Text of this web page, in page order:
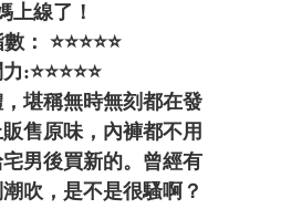
上線了！
： ⭐️⭐️⭐️⭐️⭐️
:⭐️⭐️⭐️⭐️⭐️
堪稱無時無刻都在發
售原味，內褲都不用
男後買新的。曾經有
吹，是不是很騷啊？